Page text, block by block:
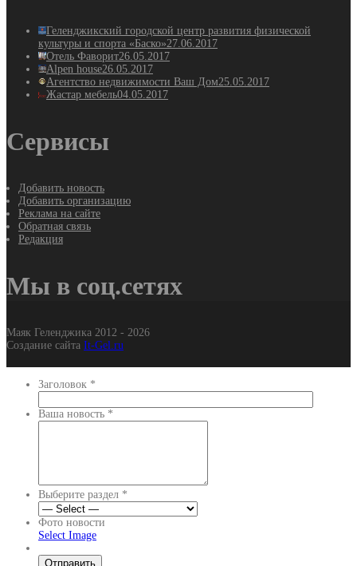
Геленджикский городской центр развития физической
культуры и спорта «Баско»27.06.2017
Отель Фаворит26.05.2017
Alpen house26.05.2017
Агентство недвижимости Ваш Дом25.05.2017
Жастар мебель04.05.2017
Сервисы
Добавить новость
Добавить организацию
Реклама на сайте
Обратная связь
Редакция
Мы в соц.сетях
Маяк Геленджика 2012 - 2026
Создание сайта It-Gel.ru
Заголовок *
Ваша новость *
Выберите раздел *
Фото новости
Select Image